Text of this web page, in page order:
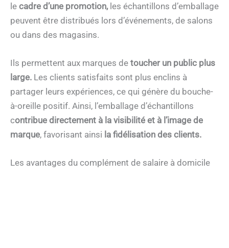
le cadre d’une promotion,les échantillons d’emballage
peuvent être distribués lors d’événements, de salons
ou dans des magasins.
Ils permettent aux marques de toucher un public plus
large. Les clients satisfaits sont plus enclins à
partager leurs expériences, ce qui génère du bouche-
à-oreille positif. Ainsi, l’emballage d’échantillons
contribue directement à la visibilité et à l’image de
marque, favorisant ainsi la fidélisation des clients.
Les avantages du complément de salaire à domicile